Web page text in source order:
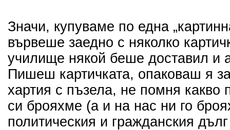
Значи, купуваме по една
вървеше заедно с няколко
училище някой беше доставил и
Пишеш картичката, опаковаш я
хартия с пъзела, не помня какво
си брояхме (а и на нас ни го
политическия и гражданския